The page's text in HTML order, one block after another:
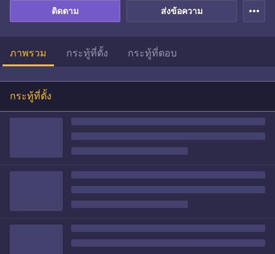
ส่งข้อความ
ติดตาม more_horiz
ภาพรวม กระทู้ที่ตั้ง กระทู้ที่ตอบ
กระทู้ที่ตั้ง